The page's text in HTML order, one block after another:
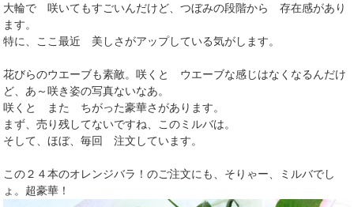
大輪で 咲いてもすごいんだけど、つぼみの段階から 存在感があり
ます。
特に、ここ最近 美しさがアップしている気がします。
花びらのウエーブも素敵。咲くと ウエーブな感じはなくなるんだけ
ど、あ～咲き姿の写真ないなあ。
咲くと また ちがった豪華さがあります。
まず、売り残してないですね、このミルバは。
そして、ほぼ、毎回 注文しています。
この２４本のオレンジバラ！のご注文にも、そりゃー、ミルバでし
ょ。超豪華！